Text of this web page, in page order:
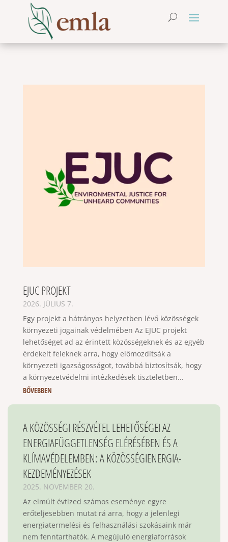
EJUC PROJEKT
2026. JÚLIUS 7.
Egy projekt a hátrányos helyzetben lévő közösségek
környezeti jogainak védelmében Az EJUC projekt
lehetőséget ad az érintett közösségeknek és az egyéb
érdekelt feleknek arra, hogy előmozdítsák a
környezeti igazságosságot, továbbá biztosítsák, hogy
a környezetvédelmi intézkedések tiszteletben...
BŐVEBBEN
A KÖZÖSSÉGI RÉSZVÉTEL LEHETŐSÉGEI AZ
ENERGIAFÜGGETLENSÉG ELÉRÉSÉBEN ÉS A
KLÍMAVÉDELEMBEN: A KÖZÖSSÉGIENERGIA-
KEZDEMÉNYEZÉSEK
2025. NOVEMBER 20.
Az elmúlt évtized számos eseménye egyre
erőteljesebben mutat rá arra, hogy a jelenlegi
energiatermelési és felhasználási szokásaink már
nem fenntarthatók. A megújuló energiaforrások